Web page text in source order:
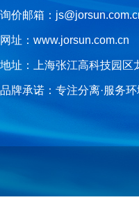
询价邮箱：
网址：www.jorsun.com.cn
地址：上海张江高科技园区
品牌承诺：专注分离·服务环